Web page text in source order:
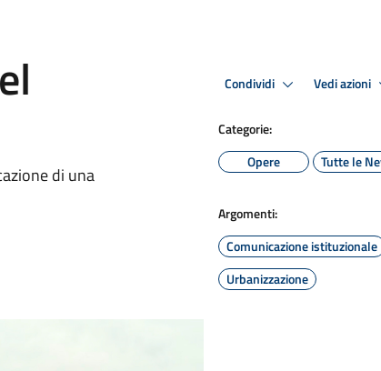
di una
Condividi Vedi azioni
Categorie:
Opere
Tutte le
Argomenti:
Comunicazione istituzionale
Urbanizzazione